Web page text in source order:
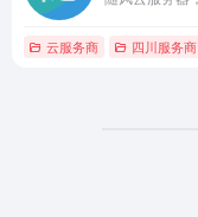
云服务商 四川服务商